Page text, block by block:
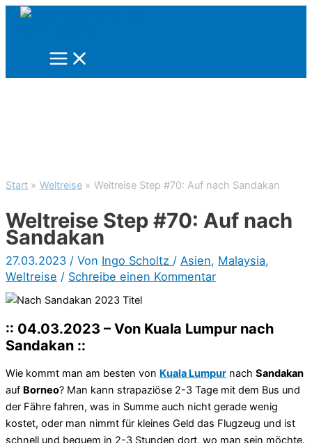
Zum
Start Weltreise Weltreise Step #70: Auf nach Sandakan
Weltreise Step #70: Auf nach
Sandakan
27.03.2023 / Von Ingo Scholtz / Asien, Malaysia,
Weltreise / Schreibe einen Kommentar
:: 04.03.2023 – Von Kuala Lumpur nach
Sandakan ::
Wie kommt man am besten von Kuala Lumpur nach Sandakan
auf Borneo? Man kann strapaziöse 2-3 Tage mit dem Bus und
der Fähre fahren, was in Summe auch nicht gerade wenig
kostet, oder man nimmt für kleines Geld das Flugzeug und ist